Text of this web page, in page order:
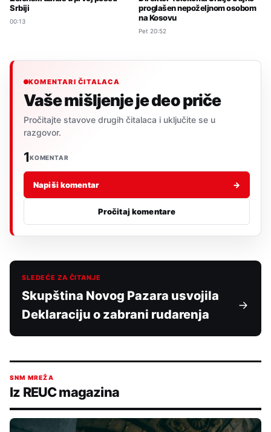
Srbiji
00:13
proglašen nepoželjnom osobom
na Kosovu
Pet 20:52
KOMENTARI ČITALACA
Vaše mišljenje je deo priče
Pročitajte stavove drugih čitalaca i uključite se u
razgovor.
1KOMENTAR
Napiši komentar →
Pročitaj komentare
SLEDEĆE ZA ČITANJE
Skupština Novog Pazara usvojila
Deklaraciju o zabrani rudarenja
SNM MREŽA
Iz REUC magazina